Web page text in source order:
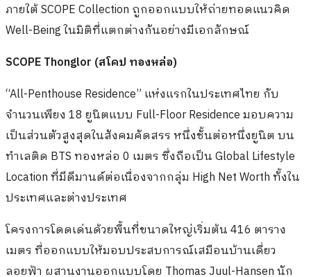
ภายใต้ SCOPE Collection ถูกออกแบบให้ถ่ายทอดแนวคิด
Well-Being ในมิติที่แตกต่างกันอย่างมีเอกลักษณ์
SCOPE Thonglor (สโคป ทองหล่อ)
“All-Penthouse Residence” แห่งแรกในประเทศไทย กับ
จำนวนเพียง 18 ยูนิตแบบ Full-Floor Residence มอบความ
เป็นส่วนตัวสูงสุดในสังคมคัดสรร หนึ่งชั้นต่อหนึ่งยูนิต บน
ทำเลติด BTS ทองหล่อ 0 เมตร ซึ่งถือเป็น Global Lifestyle
Location ที่มีดีมานด์ต่อเนื่องจากกลุ่ม High Net Worth ทั้งใน
ประเทศและต่างประเทศ
โครงการโดดเด่นด้วยพื้นที่ขนาดใหญ่เริ่มต้น 416 ตาราง
เมตร ที่ออกแบบให้มอบประสบการณ์เสมือนบ้านเดี่ยว
ลอยฟ้า ผสานงานออกแบบโดย Thomas Juul-Hansen นัก